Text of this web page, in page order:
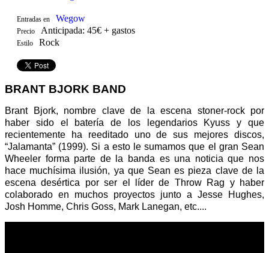
Entradas en Wegow
Precio Anticipada: 45€ + gastos
Estilo Rock
BRANT BJORK BAND
Brant Bjork, nombre clave de la escena stoner-rock por
haber sido el batería de los legendarios Kyuss y que
recientemente ha reeditado uno de sus mejores discos,
“Jalamanta” (1999). Si a esto le sumamos que el gran Sean
Wheeler forma parte de la banda es una noticia que nos
hace muchísima ilusión, ya que Sean es pieza clave de la
escena desértica por ser el líder de Throw Rag y haber
colaborado en muchos proyectos junto a Jesse Hughes,
Josh Homme, Chris Goss, Mark Lanegan, etc....